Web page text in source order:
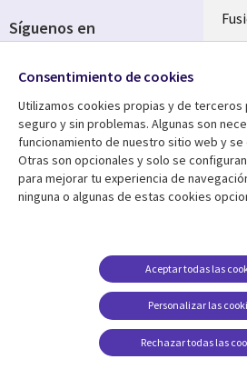
Centro de Recursos
Library
Links
Artículos
Blogs
Casos de éxito
Puntos de vista
Síguenos en
Media
SPAIN
Consentimiento de cookies
Utilizamos cookies propias y de
seguro y sin problemas. Algunas son
funcionamiento de nuestro sitio web y
Otras son opcionales y solo se
para mejorar tu experiencia de
ninguna o algunas de estas cookies
Personalizar las
Aceptar todas las
Rechazar todas las